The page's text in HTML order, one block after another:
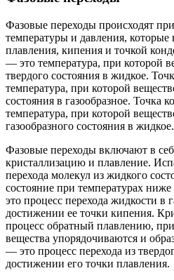
Фазовые переходы происходят
температуры и давления, которые
плавления, кипения и точкой
— это температура, при которой
твердого состояния в жидкое.
температура, при которой
состояния в газообразное. Точка
температура, при которой
газообразного состояния в жидкое.
Фазовые переходы включают в
кристаллизацию и плавление.
перехода молекул из жидкого
состояние при температурах
это процесс перехода жидкости в
достижении ее точки кипения.
процесс обратный плавлению,
вещества упорядочиваются и
— это процесс перехода из
достижении его точки плавления.